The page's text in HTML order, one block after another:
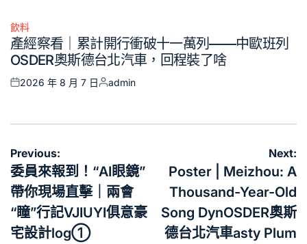
Posted
in
飲料
產經察看｜累計開行衝破十一萬列——中歐班列
OSDER奧斯德台北汽車，回程裝了啥
Posted
2026 年 8 月 7 日
Posted
admin
文
章
導
覽
Previous:
委員來報到！“AI眼鏡”
帶你現場直擊｜兩會
“瞳”行記VJIUYI俱意豪
宅設計log①
Next:
Poster | Meizhou: A
Thousand-Year-Old
Song DynOSDER奧斯
德台北汽車asty Plum